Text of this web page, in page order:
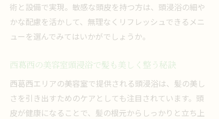
術と設備で実現。敏感な頭皮を持つ方は、頭浸浴の細や
かな配慮を活かして、無理なくリフレッシュできるメニ
ューを選んでみてはいかがでしょうか。
西葛西の美容室頭浸浴で髪も美しく整う秘訣
西葛西エリアの美容室で提供される頭浸浴は、髪の美し
さを引き出すためのケアとしても注目されています。頭
皮が健康になることで、髪の根元からしっかりと立ち上